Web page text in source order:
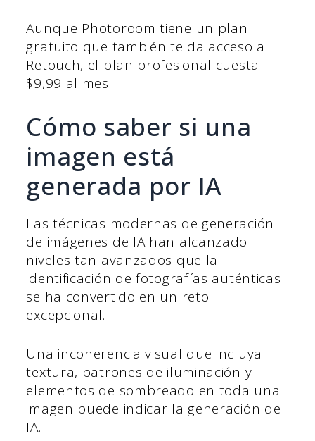
Aunque Photoroom tiene un plan
gratuito que también te da acceso a
Retouch, el plan profesional cuesta
$9,99 al mes.
Cómo saber si una
imagen está
generada por IA
Las técnicas modernas de generación
de imágenes de IA han alcanzado
niveles tan avanzados que la
identificación de fotografías auténticas
se ha convertido en un reto
excepcional.
Una incoherencia visual que incluya
textura, patrones de iluminación y
elementos de sombreado en toda una
imagen puede indicar la generación de
IA.